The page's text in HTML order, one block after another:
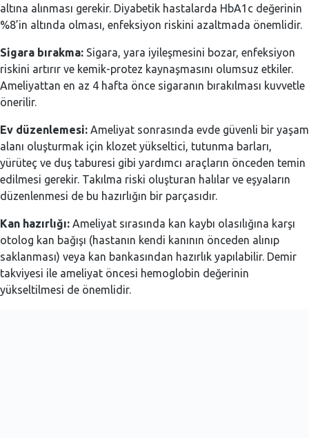
altına alınması gerekir. Diyabetik hastalarda HbA1c değerinin
%8’in altında olması, enfeksiyon riskini azaltmada önemlidir.
Sigara bırakma: Sigara, yara iyileşmesini bozar, enfeksiyon
riskini artırır ve kemik-protez kaynaşmasını olumsuz etkiler.
Ameliyattan en az 4 hafta önce sigaranın bırakılması kuvvetle
önerilir.
Ev düzenlemesi: Ameliyat sonrasında evde güvenli bir yaşam
alanı oluşturmak için klozet yükseltici, tutunma barları,
yürüteç ve duş taburesi gibi yardımcı araçların önceden temin
edilmesi gerekir. Takılma riski oluşturan halılar ve eşyaların
düzenlenmesi de bu hazırlığın bir parçasıdır.
Kan hazırlığı: Ameliyat sırasında kan kaybı olasılığına karşı
otolog kan bağışı (hastanın kendi kanının önceden alınıp
saklanması) veya kan bankasından hazırlık yapılabilir. Demir
takviyesi ile ameliyat öncesi hemoglobin değerinin
yükseltilmesi de önemlidir.